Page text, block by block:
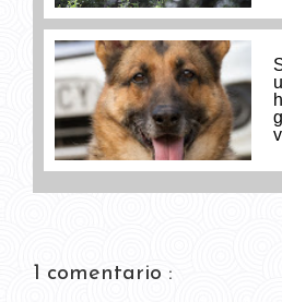
1 comentario :